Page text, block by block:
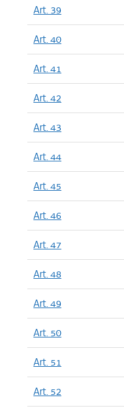
Art. 39
Art. 40
Art. 41
Art. 42
Art. 43
Art. 44
Art. 45
Art. 46
Art. 47
Art. 48
Art. 49
Art. 50
Art. 51
Art. 52